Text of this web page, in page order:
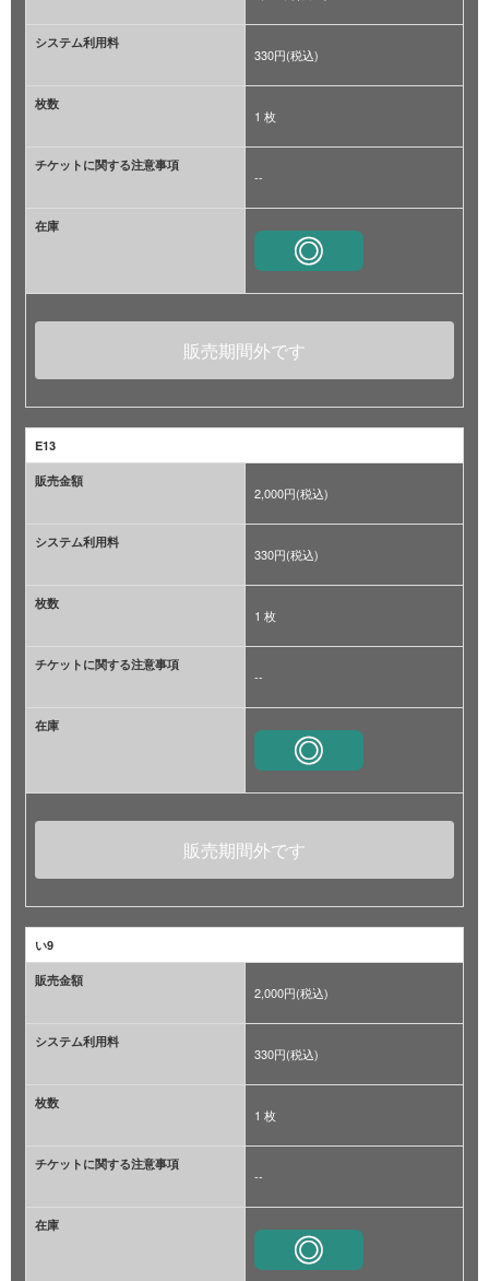
システム利用料
330円(税込)
枚数
1 枚
チケットに関する注意事項
--
在庫
販売期間外です
E13
販売金額
2,000円(税込)
システム利用料
330円(税込)
枚数
1 枚
チケットに関する注意事項
--
在庫
販売期間外です
い9
販売金額
2,000円(税込)
システム利用料
330円(税込)
枚数
1 枚
チケットに関する注意事項
--
在庫